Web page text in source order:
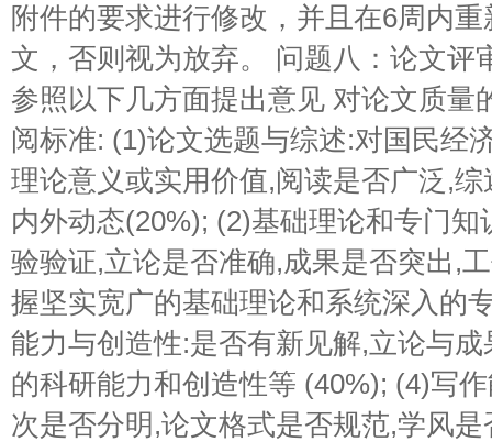
附件的要求进行修改，并且在6周内
文，否则视为放弃。 问题八：论文评
参照以下几方面提出意见 对论文质量
阅标准: (1)论文选题与综述:对国民经
理论意义或实用价值,阅读是否广泛,
内外动态(20%); (2)基础理论和专门
验验证,立论是否准确,成果是否突出,
握坚实宽广的基础理论和系统深入的
能力与创造性:是否有新见解,立论与
的科研能力和创造性等 (40%); (4)写
次是否分明,论文格式是否规范,学风